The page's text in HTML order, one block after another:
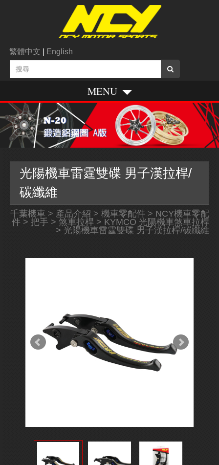
繁體中文 English
MENU
光陽機車雷霆雙碟 男子漢拉桿/
碳纖維
千葉機車 > 產品介紹 > 機車零配件 > NCY機車零配
件 > 把手> 煞車拉桿> KYMCO 光陽機車煞車拉桿
> 光陽機車雷霆雙碟 男子漢拉桿/碳纖維